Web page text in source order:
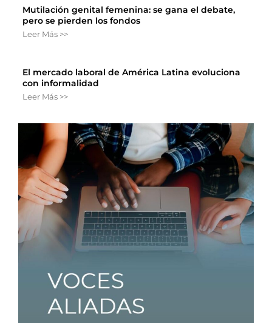
Mutilación genital femenina: se gana el debate,
pero se pierden los fondos
Leer Más >>
El mercado laboral de América Latina evoluciona
con informalidad
Leer Más >>